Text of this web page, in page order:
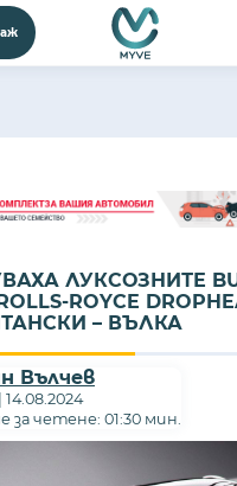
ЛУКСОЗНИТЕ
ROYCE
– ВЪЛКА
Вълчев
14.08.2024
за четене: 01:30 мин.